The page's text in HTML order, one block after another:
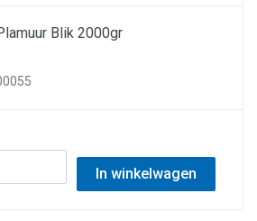
Blik 2000gr
In winkelwagen